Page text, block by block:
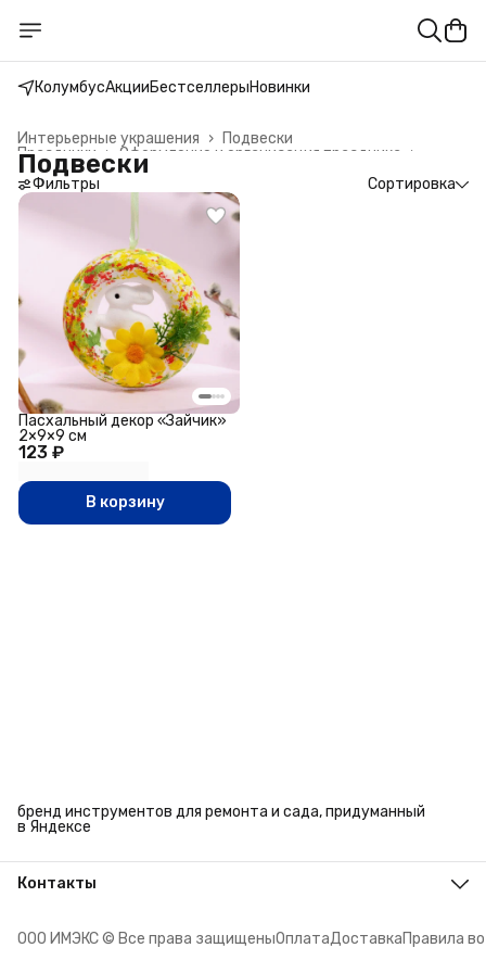
КолумбусАкцииБестселлерыНовинки
Подвески
Интерьерные украшения ›
Оформление и организация праздника
›
Праздники ›
Главная ›
Подвески
Фильтры Сортировка
123 ₽
Пасхальный декор «Зайчик»
2×9×9 см
В корзину
бренд инструментов для ремонта и сада, придуманный
в Яндексе
Контакты
Телефон
ООО ИМЭКС © Все права защищеныОплатаДоставкаПравила